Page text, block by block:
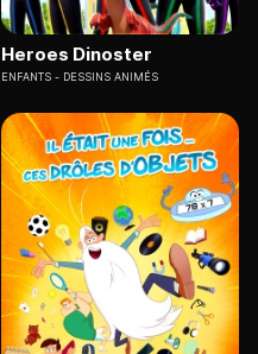
Heroes Dinoster
ENFANTS DESSINS ANIMÉS